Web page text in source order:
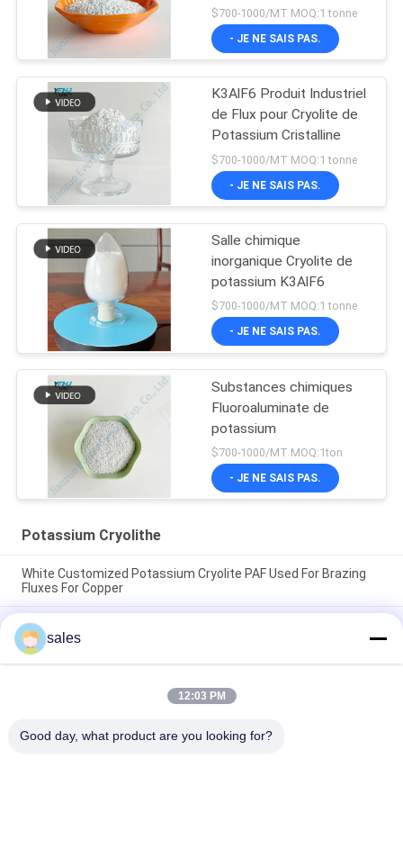
K3AlF6
$700-1000/MT MOQ:1 tonne
- JE NE SAIS PAS.
K3AlF6 Produit Industriel
de Flux pour Cryolite de
Potassium Cristalline
$700-1000/MT MOQ:1 tonne
- JE NE SAIS PAS.
Salle chimique
inorganique Cryolite de
potassium K3AlF6
$700-1000/MT MOQ:1 tonne
- JE NE SAIS PAS.
Substances chimiques
Fluoroaluminate de
potassium
$700-1000/MT MOQ:1ton
- JE NE SAIS PAS.
Potassium Cryolithe
White Customized Potassium Cryolite PAF Used For Brazing
Fluxes For Copper
Le prix d'usine des abrasifs à haute performance fabriqués à
partir de cryolite de sodium blanc pur pour la production
industrielle
CAS13775-52-5 Produit chimique Poudre blanche KAlF4
Cryolithe de potassium - Libérer le potentiel dans les
sales
12:03 PM
Good day, what product are you looking for?